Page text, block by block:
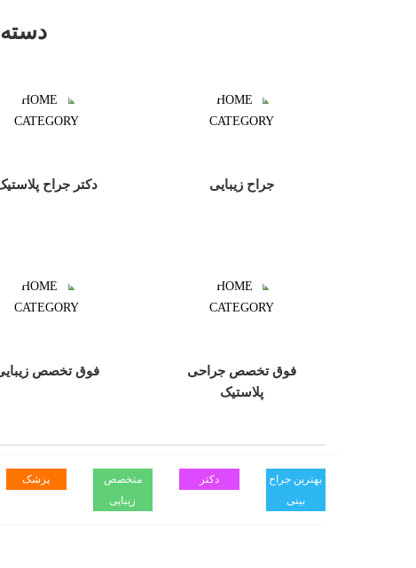
جراح زیبایی دکتر جراح
فوق تخصص جراحی
پلاستیک
فوق تخصص
پزشک
متخصص
زیبایی
دکتر
بهترین جراح
بینی